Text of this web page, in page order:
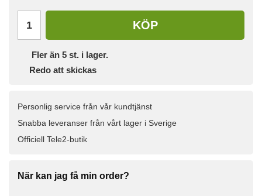
KÖP
Fler än 5 st. i lager.
Redo att skickas
Personlig service från vår kundtjänst
Snabba leveranser från vårt lager i Sverige
Officiell Tele2-butik
När kan jag få min order?